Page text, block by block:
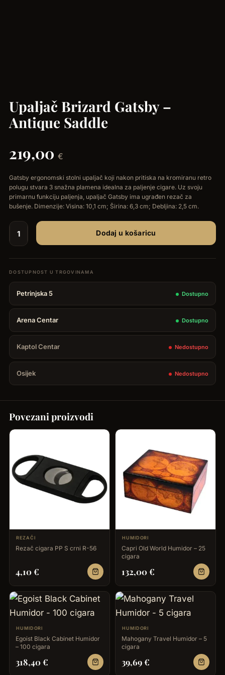
Upaljač Brizard Gatsby –
Antique Saddle
219,00 €
Gatsby ergonomski stolni upaljač koji nakon pritiska na kromiranu retro
polugu stvara 3 snažna plamena idealna za paljenje cigare. Uz svoju
primarnu funkciju paljenja, upaljač Gatsby ima ugrađen rezač za
bušenje. Dimenzije: Visina: 10,1 cm; Širina: 6,3 cm; Debljina: 2,5 cm.
Upaljač
Gatsby
-
Antique
Saddle
količina
Dodaj u košaricu
Petrinjska 5 Dostupno
Arena Centar Dostupno
Kaptol Centar Nedostupno
Osijek Nedostupno
Povezani proizvodi
REZAČI
Rezač cigara PP S crni R-56
4,10€
HUMIDORI
Capri Old World Humidor – 25
cigara
132,00€
HUMIDORI
Egoist Black Cabinet Humidor
– 100 cigara
318,40€
HUMIDORI
Mahogany Travel Humidor – 5
cigara
39,69€